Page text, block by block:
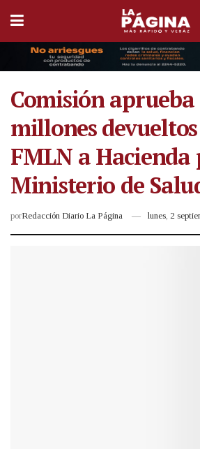
Comisión aprueba
millones
FMLN a Hacienda
Ministerio de
porRedacción Diario La Página lunes, 2